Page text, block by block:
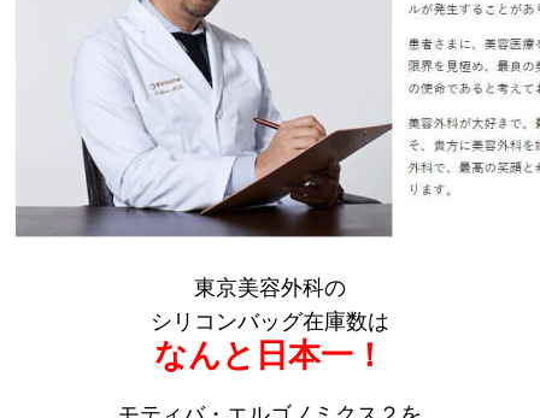
東京美容外科の
シリコンバッグ在庫数は
なんと日本一！